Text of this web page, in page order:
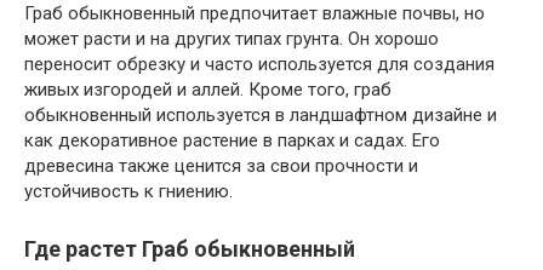
Граб обыкновенный предпочитает влажные почвы, но
может расти и на других типах грунта. Он хорошо
переносит обрезку и часто используется для создания
живых изгородей и аллей. Кроме того, граб
обыкновенный используется в ландшафтном дизайне и
как декоративное растение в парках и садах. Его
древесина также ценится за свои прочности и
устойчивость к гниению.
Где растет Граб обыкновенный